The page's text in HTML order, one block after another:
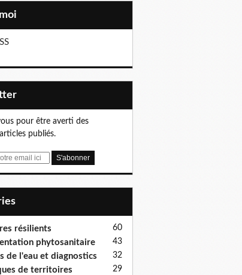
pour être averti des
publiés.
résilients 60
phytosanitaire 43
de l'eau et diagnostics 32
de territoires 29